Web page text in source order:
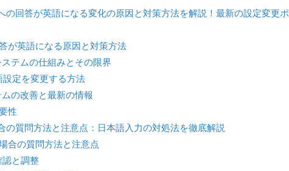
の回答が英語になる変化の原因と対策方法を解説！最新の設定変更ポ
が英語になる原因と対策方法
テムの仕組みとその限界
定を変更する方法
の改善と最新の情報
性
の質問方法と注意点：日本語入力の対処法を徹底解説
合の質問方法と注意点
認と調整